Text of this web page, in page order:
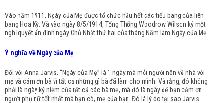
Vào năm 1911, Ngày của Mẹ được tổ chức hầu hết các tiểu bang của liên
bang Hoa Kỳ. Và vào ngày 8/5/1914, Tổng Thống Woodrow Wilson ký một
nghị quyết ấn định ngày Chủ Nhật thứ hai của tháng Năm làm Ngày của Mẹ.
Ý nghĩa về Ngày của Mẹ
Đối với Anna Jarvis, “Ngày của Mẹ” là 1 ngày mà mỗi người nên về nhà với
mẹ và cảm ơn bà vì tất cả những gì bà đã làm cho mình. Và rằng, đó không
phải là ngày kỷ niệm của tất cả các bà mẹ, mà đó là ngày để bạn cảm ơn
người phụ nữ tốt nhất mà bạn có, mẹ của bạn. Đó là lý do tại sao Jarvis